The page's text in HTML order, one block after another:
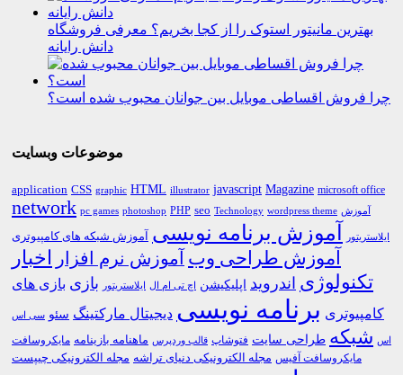
بهترین مانیتور استوک را از کجا بخریم؟ معرفی فروشگاه
دانش رایانه
چرا فروش اقساطی موبایل بین جوانان محبوب شده است؟
موضوعات وبسایت
application CSS graphic HTML illustrator javascript Magazine microsoft office
network pc games photoshop PHP seo Technology wordpress theme آموزش
ایلاستریتور آموزش برنامه نویسی آموزش شبکه های کامپیوتری
آموزش طراحی وب آموزش نرم افزار اخبار
تکنولوژی اندروید اپلیکیشن اچ تی ام ال ایلاستریتور بازی بازی های
کامپیوتری برنامه نویسی دیجیتال مارکتینگ سئو سی اس
اس شبکه طراحی سایت فتوشاپ قالب وردپرس ماهنامه بازینامه مایکروسافت
مایکروسافت آفیس مجله الکترونیکی دنیای تراشه مجله الکترونیکی چیپست